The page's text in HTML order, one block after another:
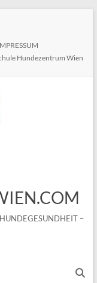
Hundezentrum Wien
–